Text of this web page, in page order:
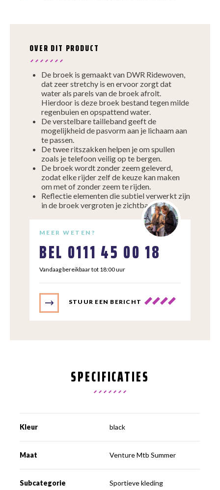
OVER DIT PRODUCT
De broek is gemaakt van DWR Ridewoven,
dat zeer stretchy is en ervoor zorgt dat
water als parels van de broek afrolt.
Hierdoor is deze broek bestand tegen milde
regenbuien en opspattend water.
De verstelbare tailleband geeft de
mogelijkheid de pasvorm aan je lichaam aan
te passen.
De twee ritszakken helpen je om spullen
zoals je telefoon veilig op te bergen.
De broek wordt zonder zeem geleverd,
zodat elke rijder zelf de keuze kan maken
om met of zonder zeem te rijden.
Reflectie elementen die subtiel verwerkt zijn
in de broek vergroten je zichtbaarheid.
MEER WETEN?
BEL 0111 45 00 18
Vandaag bereikbaar tot 18:00 uur
STUUR EEN BERICHT
SPECIFICATIES
Kleur black
Maat Venture Mtb Summer
Subcategorie Sportieve kleding